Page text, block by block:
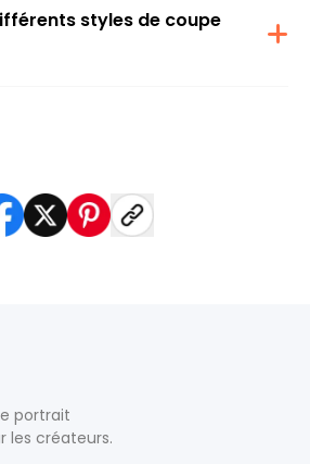
styles de coupe
portrait
les créateurs.